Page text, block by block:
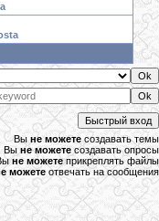
Вы не можете создавать темы
Вы не можете создавать опросы
не можетеприкреплять файлы
можете отвечать на сообщения